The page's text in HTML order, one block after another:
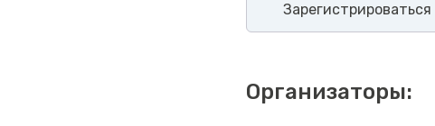
Зарегистрироваться
Организаторы: